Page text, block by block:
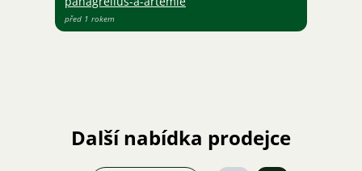
před 1 rokem
Další nabídka prodejce